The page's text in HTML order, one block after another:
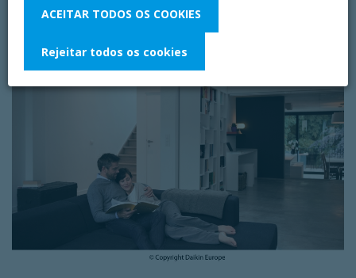
ACEITAR TODOS OS COOKIES
Rejeitar todos os cookies